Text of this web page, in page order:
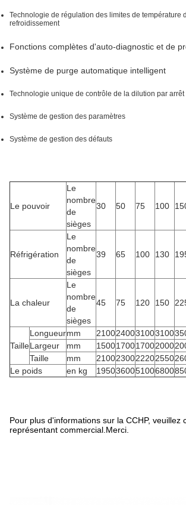
Technologie de régulation des limites de température
refroidissement
Fonctions complètes d'auto-diagnostic et de
Système de purge automatique intelligent
Technologie unique de contrôle de la dilution par arrêt
Système de gestion des paramètres
Système de gestion des défauts
Le pouvoir
Le
nombre
de
sièges
30 50 75 100
Réfrigération
Le
nombre
de
sièges
39 65 100 130
La chaleur
Le
nombre
de
sièges
45 75 120 150
Taille
Longueurmm 2100240031003100
Largeur
mm 1500170017002000
Taille
mm 2100230022202550
Le poids
en kg 1950360051006800
Pour plus d'informations sur la CCHP, veuillez
représentant commercial.Merci.